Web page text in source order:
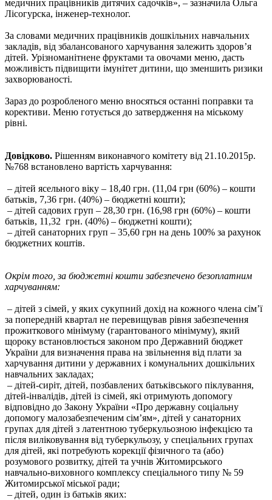
медичних працівників дитячих садочків», – зазначила Ольга
Лісогурска, інженер-технолог.
За словами медичних працівників дошкільних навчальних
закладів, від збалансованого харчування залежить здоров’я
дітей. Урізноманітнене фруктами та овочами меню, дасть
можливість підвищити імунітет дитини, що зменшить ризики
захворюваності.
Зараз до розробленого меню вносяться останні поправки та
корективи. Меню готується до затвердження на міському
рівні.
Довідково. Рішенням виконавчого комітету від 21.10.2015р.
№768 встановлено вартість харчування:
– дітей ясельного віку – 18,40 грн. (11,04 грн (60%) – кошти
батьків, 7,36 грн. (40%) – бюджетні кошти);
– дітей садових груп – 28,30 грн. (16,98 грн (60%) – кошти
батьків, 11,32 грн. (40%) – бюджетні кошти);
– дітей санаторних груп – 35,60 грн на день 100% за рахунок
бюджетних коштів.
Окрім того, за бюджетні кошти забезпечено безоплатним
харчуванням:
– дітей з сімей, у яких сукупний дохід на кожного члена сім’ї
за попередній квартал не перевищував рівня забезпечення
прожиткового мінімуму (гарантованого мінімуму), який
щороку встановлюється законом про Державний бюджет
України для визначення права на звільнення від плати за
харчування дитини у державних і комунальних дошкільних
навчальних закладах;
– дітей-сиріт, дітей, позбавлених батьківського піклування,
дітей-інвалідів, дітей із сімей, які отримують допомогу
відповідно до Закону України «Про державну соціальну
допомогу малозабезпеченим сім’ям», дітей у санаторних
групах для дітей з латентною туберкульозною інфекцією та
після виліковування від туберкульозу, у спеціальних групах
для дітей, які потребують корекції фізичного та (або)
розумового розвитку, дітей та учнів Житомирського
навчально-виховного комплексу спеціального типу № 59
Житомирської міської ради;
– дітей, один із батьків яких: